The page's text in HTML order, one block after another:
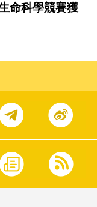
命科學競賽獲